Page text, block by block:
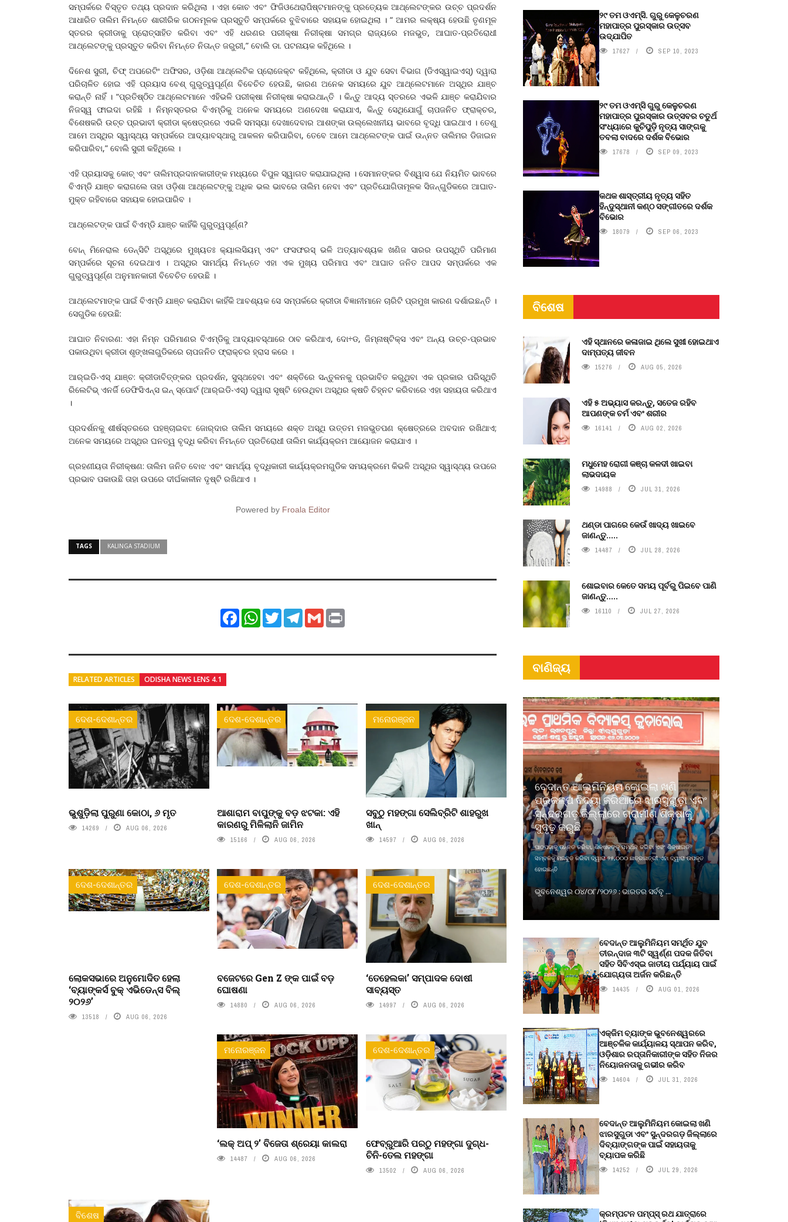
ସମ୍ପର୍କରେ ବିସ୍ତୃତ ତଥ୍ୟ ପ୍ରଦାନ କରିଥିଲା । ଏହା କୋଚ ଏବଂ ଫିଜିଓଥେରାପିଷ୍ଟମାନଙ୍କୁ ପ୍ରତ୍ୟେକ ଆଥ୍‌ଲେଟଙ୍କର ଉଚ୍ଚ ପ୍ରଦର୍ଶନ
ଆଧାରିତ ତାଲିମ ନିମନ୍ତେ ଶାରୀରିକ ଗଠନମୂଳକ ପ୍ରସ୍ତୁତି ସମ୍ପର୍କରେ ବୁଝିବାରେ ସହାୟକ ହୋଇଥିଲା । “ ଆମର ଲକ୍ଷ୍ୟ ହେଉଛି ତୃଣମୂଳ
ସ୍ତରର କ୍ରୀଡାକୁ ପ୍ରୋତ୍ସାହିତ କରିବା ଏବଂ ଏହି ଧରଣର ପରୀକ୍ଷା ନିରୀକ୍ଷା ସମଗ୍ର ରାଜ୍ୟରେ ମଜଭୁତ, ଆଘାତ-ପ୍ରତିରୋଧୀ
ଆଥ୍‌ଲେଟଙ୍କୁ ପ୍ରସ୍ତୁତ କରିବା ନିମନ୍ତେ ନିତାନ୍ତ ଜରୁରୀ,” ବୋଲି ଡା. ପଟନାୟକ କହିଥିଲେ ।
ଦିନେଶ ସୁରୀ, ଚିଫ୍‌ ଅପରେଟିଂ ଅଫିସର, ଓଡ଼ିଶା ଆଥ୍‌ଲେଟିକ ପ୍ରୋଜେକ୍ଟ କହିଥିଲେ, କ୍ରୀଡା ଓ ଯୁବ ସେବା ବିଭାଗ (ଡିଏସ୍‌ୱାଇଏସ୍‌) ଦ୍ୱାରା
ପରିଚାଳିତ ହୋଇ ଏହି ପ୍ରୟାସ ବେଶ୍‌ ଗୁରୁତ୍ୱପୂର୍ଣ୍ଣ ବିବେଚିତ ହେଉଛି, କାରଣ ଅନେକ ସମୟରେ ଯୁବ ଆଥ୍‌ଲେଟମାନେ ଅସ୍ଥିର ଯାଞ୍ଚ
କରାନ୍ତି ନାହିଁ । “ପ୍ରତିଷ୍ଠିତ ଆଥ୍‌ଲେଟମାନେ ଏହିଭଳି ପରୀକ୍ଷା ନିରୀକ୍ଷା କରାଇଥାନ୍ତି । କିନ୍ତୁ ଆଦ୍ୟ ସ୍ତରରେ ଏଭଳି ଯାଞ୍ଚ କରାଯିବାର
ନିଜସ୍ୱ ଫାଇଦା ରହିଛି । ନିମ୍ନସ୍ତରର ବିଏମ୍‌ଡିକୁ ଅନେକ ସମୟରେ ଅଣଦେଖା କରାଯାଏ, କିନ୍ତୁ ସେଥିଯୋଗୁଁ ଚାପଜନିତ ଫ୍ରାକ୍‌ଚର,
ବିଶେଷକରି ଉଚ୍ଚ ପ୍ରଭାବୀ କ୍ରୀଡା କ୍ଷେତ୍ରରେ ଏଭଳି ସମସ୍ୟା ଦେଖାଦେବାର ଆଶଙ୍କା ଉଲ୍ଲେଖନୀୟ ଭାବରେ ବୃଦ୍ଧି ପାଇଥାଏ । ତେଣୁ
ଆମେ ଅସ୍ଥିର ସ୍ୱାସ୍ଥ୍ୟ ସମ୍ପର୍କରେ ଆଦ୍ୟାବସ୍ଥାରୁ ଆକଳନ କରିପାରିବା, ତେବେ ଆମେ ଆଥ୍‌ଲେଟଙ୍କ ପାଇଁ ଉନ୍ନତ ତାଲିମର ଡିଜାଇନ
କରିପାରିବା,” ବୋଲି ସୁରୀ କହିଥିଲେ ।
ଏହି ପ୍ରୟାସକୁ କୋଚ୍‌ ଏବଂ ତାଲିମପ୍ରଦାନକାରୀଙ୍କ ମଧ୍ୟରେ ବିପୁଳ ସ୍ୱାଗତ କରାଯାଇଥିଲା । ସେମାନଙ୍କର ବିଶ୍ୱାସ ଯେ ନିୟମିତ ଭାବରେ
ବିଏମ୍‌ଡି ଯାଞ୍ଚ କରାଗଲେ ତାହା ଓଡ଼ିଶା ଆଥ୍‌ଲେଟଙ୍କୁ ଅଧିକ ଭଲ ଭାବରେ ତାଲିମ ନେବା ଏବଂ ପ୍ରତିଯୋଗିତାମୂଳକ ସିଜନ୍‌ଗୁଡିକରେ ଆଘାତ-
ମୁକ୍ତ ରହିବାରେ ସହାୟକ ହୋଇପାରିବ ।
ଆଥ୍‌ଲେଟଙ୍କ ପାଇଁ ବିଏମ୍‌ଡି ଯାଞ୍ଚ କାହିଁକି ଗୁରୁତ୍ୱପୂର୍ଣ୍ଣ?
ବୋନ୍‌ ମିନେରାଲ ଡେନ୍‌ସିଟି ଅସ୍ଥିରେ ମୁଖ୍ୟତଃ କ୍ୟାଲସିୟମ୍‌ ଏବଂ ଫସଫରସ୍‌ ଭଳି ଅତ୍ୟାବଶ୍ୟକ ଖଣିଜ ସାରର ଉପସ୍ଥିତି ପରିମାଣ
ସମ୍ପର୍କରେ ସୂଚନା ଦେଇଥାଏ । ଅସ୍ଥିର ସାମର୍ଥ୍ୟ ନିମନ୍ତେ ଏହା ଏକ ମୁଖ୍ୟ ପରିମାପ ଏବଂ ଆଘାତ ଜନିତ ଆପଦ ସମ୍ପର୍କରେ ଏକ
ଗୁରୁତ୍ୱପୂର୍ଣ୍ଣ ଅନୁମାନକାରୀ ବିବେଚିତ ହେଉଛି ।
ଆଥ୍‌ଲେଟମାଙ୍କ ପାଇଁ ବିଏମ୍‌ଡି ଯାଞ୍ଚ କରାଯିବା କାହିଁକି ଆବଶ୍ୟକ ସେ ସମ୍ପର୍କରେ କ୍ରୀଡା ବିଜ୍ଞାନୀମାନେ ଚାରିଟି ପ୍ରମୁଖ କାରଣ ଦର୍ଶାଇଛନ୍ତି ।
ସେଗୁଡିକ ହେଉଛି:
ଆଘାତ ନିବାରଣ: ଏହା ନିମ୍ନ ପରିମାଣର ବିଏମ୍‌ଡିକୁ ଆଦ୍ୟାବସ୍ଥାରେ ଠାବ କରିଥାଏ, ଦୋ÷ଡ, ଜିମ୍ନାଷ୍ଟିକ୍ସ ଏବଂ ଅନ୍ୟ ଉଚ୍ଚ-ପ୍ରଭାବ
ପକାଉଥିବା କ୍ରୀଡା ଶୃଙ୍ଖଳାଗୁଡିକରେ ଚାପଜନିତ ଫ୍ରାକ୍‌ଚର ହ୍ରାସ କରେ ।
ଆର୍‌ଇଡି-ଏସ୍‌ ଯାଞ୍ଚ: କ୍ରୀଡାବିତ୍‌ଙ୍କର ପ୍ରଦର୍ଶନ, ସୁସ୍ଥହେବା ଏବଂ ଶକ୍ତିରେ ସନ୍ତୁଳନକୁ ପ୍ରଭାବିତ କରୁଥିବା ଏକ ପ୍ରକାର ପରିସ୍ଥିତି
ରିଲେଟିଭ୍‌ ଏନର୍ଜି ଡେଫିସିଏନ୍ସ ଇନ୍‌ ସ୍ପୋର୍ଟ (ଆର୍‌ଇଡି-ଏସ୍‌) ଦ୍ୱାରା ସୃଷ୍ଟି ହେଉଥିବା ଅସ୍ଥିର କ୍ଷତି ଚିହ୍ନଟ କରିବାରେ ଏହା ସହାୟତା କରିଥାଏ
।
ପ୍ରଦର୍ଶନକୁ ଶୀର୍ଷସ୍ତରରେ ପହଞ୍ଚାଇବା: ଜୋର୍‌ଦାର ତାଲିମ ସମୟରେ ଶକ୍ତ ଅସ୍ଥି ଉତ୍ତମ ମଜଭୁତପଣ କ୍ଷେତ୍ରରେ ଅବଦାନ ରଖିଥାଏ;
ଅନେକ ସମୟରେ ଅସ୍ଥିର ଘନତ୍ୱ ବୃଦ୍ଧି କରିବା ନିମନ୍ତେ ପ୍ରତିରୋଧୀ ତାଲିମ କାର୍ଯ୍ୟକ୍ରମ ଆୟୋଜନ କରାଯାଏ ।
ଗ୍ରହଣୀୟତା ନିରୀକ୍ଷଣ: ତାଲିମ ଜନିତ ବୋଝ ଏବଂ ସାମର୍ଥ୍ୟ ବୃଦ୍ଧିକାରୀ କାର୍ଯ୍ୟକ୍ରମଗୁଡିକ ସମୟକ୍ରମେ କିଭଳି ଅସ୍ଥିର ସ୍ୱାସ୍ଥ୍ୟ ଉପରେ
ପ୍ରଭାବ ପକାଉଛି ତାହା ଉପରେ ଦୀର୍ଘକାଳୀନ ଦୃଷ୍ଟି ରଖିଥାଏ ।
Powered by Froala Editor
TAGS KALINGA STADIUM
FacebookWhatsApp
TwitterTelegram
Gmail
RELATED ARTICLES ODISHA NEWS LENS 4.1
ଦେଶ-ଦେଶାନ୍ତର
ଭୁଶୁଡ଼ିଲା ପୁରୁଣା କୋଠା, ୬ ମୃତ
14269 AUG 06, 2026
ଦେଶ-ଦେଶାନ୍ତର
ଆଶାରାମ ବାପୁଙ୍କୁ ବଡ଼ ଝଟକା: ଏହି
କାରଣରୁ ମିଳିଲାନି ଜାମିନ
15166 AUG 06, 2026
ମନୋରଞ୍ଜନ
ସବୁଠୁ ମହଙ୍ଗା ସେଲିବ୍ରିଟି ଶାହରୁଖ
ଖାନ୍
14597 AUG 06, 2026
ଦେଶ-ଦେଶାନ୍ତର
ଲୋକସଭାରେ ଅନୁମୋଦିତ ହେଲା
‘ବ୍ୟାଙ୍କର୍ସ ବୁକ୍ ଏଭିଡେନ୍ସ ବିଲ୍
୨୦୨୬’
13518 AUG 06, 2026
ଦେଶ-ଦେଶାନ୍ତର
ବଜେଟରେ Gen Z ଙ୍କ ପାଇଁ ବଡ଼
ଘୋଷଣା
14880 AUG 06, 2026
ଦେଶ-ଦେଶାନ୍ତର
‘ତେହେଲକା’ ସମ୍ପାଦକ ଦୋଷୀ
ସାବ୍ୟସ୍ତ
14997 AUG 06, 2026
ମନୋରଞ୍ଜନ
‘ଲକ୍ ଅପ୍ ୨’ ବିଜେତା ଶ୍ରେୟା କାଲରା
14487 AUG 06, 2026
ଦେଶ-ଦେଶାନ୍ତର
ଫେବ୍ରୁଆରି ପରଠୁ ମହଙ୍ଗା ଦୁଗ୍ଧ-
ଚିନି-ତେଲ ମହଙ୍ଗା
13502 AUG 06, 2026
ବିଶେଷ
୨୯ ତମ ଓଏମ୍‌ସି. ଗୁରୁ କେଳୁଚରଣ
ମହାପାତ୍ର ପୁରସ୍କାର ଉତ୍ସବ
ଉଦ୍‍ଯାପିତ
17627 SEP 10, 2023
୨୯ ତମ ଓଏମ୍‌ସି ଗୁରୁ କେଳୁଚରଣ
ମହାପାତ୍ର ପୁରସ୍କାର ଉତ୍ସବର ଚତୁର୍ଥ
ସଂଧ୍ୟାରେ କୁଚିପୁଡ଼ି ନୃତ୍ୟ ସାଙ୍ଗକୁ
ତବଲା ବାଦରେ ଦର୍ଶକ ବିଭୋର
17678 SEP 09, 2023
କଥକ ଶାସ୍ତ୍ରୀୟ ନୃତ୍ୟ ସହିତ
ହିନ୍ଦୁସ୍ଥାନୀ କଣ୍ଠ ସଙ୍ଗୀତରେ ଦର୍ଶକ
ବିଭୋର
18079 SEP 06, 2023
ବିଶେଷ
ଏହି ସ୍ଥାନରେ କଳାଜାଇ ଥିଲେ ସୁଖୀ ହୋଇଥାଏ
ଦାମ୍ପତ୍ୟ ଜୀବନ
15276 AUG 05, 2026
ଏହି ୫ ଅଭ୍ୟାସ କରନ୍ତୁ, ସତେଜ ରହିବ
ଆପଣଙ୍କ ଚର୍ମ ଏବଂ ଶରୀର
16141 AUG 02, 2026
ମଧୁମେହ ରୋଗୀ କଞ୍ଚା କଳଦୀ ଖାଇବା
ଲାଭଦାୟକ
14988 JUL 31, 2026
ଥଣ୍ଡା ପାଗରେ କେଉଁ ଖାଦ୍ୟ ଖାଇବେ
ଜାଣନ୍ତୁ.....
14487 JUL 28, 2026
ଶୋଇବାର କେତେ ସମୟ ପୂର୍ବରୁ ପିଇବେ ପାଣି
ଜାଣନ୍ତୁ.....
16110 JUL 27, 2026
ବାଣିଜ୍ୟ
ବେଦାନ୍ତ ଆଲୁମିନିୟମ କୋଇଲା ଖଣି
ପ୍ରକଳ୍ପ ବିଦ୍ୟା ଜରିଆରେ ଝାରସୁଗୁଡ଼ା ଏବଂ
ସୁନ୍ଦରଗଡ଼ ଜିଲ୍ଲାରେ ଗ୍ରାମୀଣ ଶିକ୍ଷାକୁ
ସୁଦୃଢ଼ କରୁଛି
ପାଠପଢାକୁ ଉନ୍ନତ କରିବା, ଶିକ୍ଷକଙ୍କୁ ସମର୍ଥନ କରିବା ଏବଂ ଶିକ୍ଷାଗତ
ସମ୍ବଳକୁ ମଜବୁତ କରିବା ଦ୍ୱାରା ୨୫,୦୦୦ ଛାତ୍ରଛାତ୍ରୀ ଏହା ଦ୍ୱାରା ଉପକୃତ
ହୋଇଛନ୍ତି
ଭୁବନେଶ୍ୱର ୦୪/୦୮/୨୦୨୬ : ଭାରତର ସର୍ବବୃ ...
ବେଦାନ୍ତ ଆଲୁମିନିୟମ ସମର୍ଥିତ ଯୁବ
ତୀରନ୍ଦାଜ ୩ଟି ସ୍ୱର୍ଣ୍ଣ ପଦକ ଜିତିବା
ସହିତ ସିବିଏସ୍ଇ ଜାତୀୟ ପର୍ଯ୍ୟାୟ ପାଇଁ
ଯୋଗ୍ୟତା ଅର୍ଜନ କରିଛନ୍ତି
14435 AUG 01, 2026
ଏକ୍ଜିମ ବ୍ୟାଙ୍କ ଭୁବନେଶ୍ୱରରେ
ଆଞ୍ଚଳିକ କାର୍ଯ୍ୟାଳୟ ସ୍ଥାପନ କରିବ,
ଓଡ଼ିଶାର ରପ୍ତାନିକାରୀଙ୍କ ସହିତ ନିଜର
ନିୟୋଜନତାକୁ ଗଭୀର କରିବ
14604 JUL 31, 2026
ବେଦାନ୍ତ ଆଲୁମିନିୟମ କୋଇଲା ଖଣି
ଝାରସୁଗୁଡା ଏବଂ ସୁନ୍ଦରଗଡ଼ ଜିଲ୍ଲାରେ
ଦିବ୍ୟାଙ୍ଗଙ୍କ ପାଇଁ ସହାୟତାକୁ
ବ୍ୟାପକ କରିଛି
14252 JUL 29, 2026
କ୍ରମ୍ପଟନ ପମ୍ପ୍‌ସ୍‌ ରଥ ଯାତ୍ରାରେ